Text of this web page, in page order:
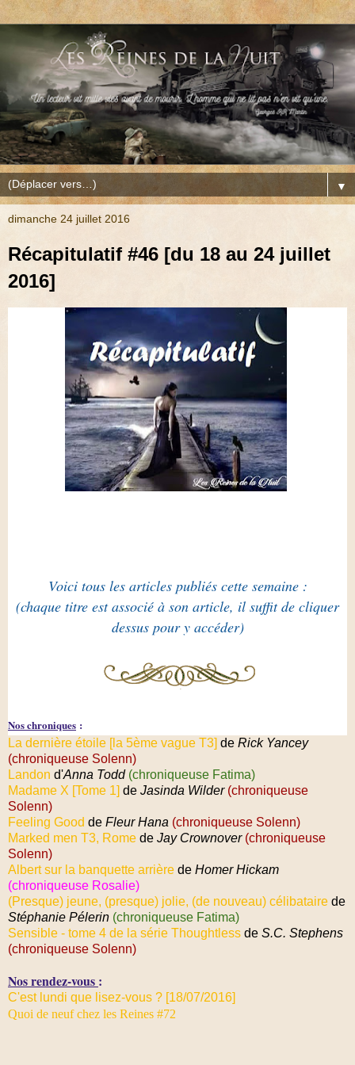
▼
dimanche 24 juillet 2016
Récapitulatif #46 [du 18 au 24 juillet
2016]
Voici tous les articles publiés cette semaine :
(chaque titre est associé à son article, il suffit de cliquer
dessus pour y accéder)
Nos chroniques :
La dernière étoile [la 5ème vague T3] de Rick Yancey
(chroniqueuse Solenn)
Landon d'Anna Todd (chroniqueuse Fatima)
Madame X [Tome 1] de Jasinda Wilder (chroniqueuse
Solenn)
Feeling Good de Fleur Hana (chroniqueuse Solenn)
Marked men T3, Rome de Jay Crownover (chroniqueuse
Solenn)
Albert sur la banquette arrière de Homer Hickam
(chroniqueuse Rosalie)
(Presque) jeune, (presque) jolie, (de nouveau) célibataire de
Stéphanie Pélerin (chroniqueuse Fatima)
Sensible - tome 4 de la série Thoughtless de S.C. Stephens
(chroniqueuse Solenn)
Nos rendez-vous :
C'est lundi que lisez-vous ? [18/07/2016]
Quoi de neuf chez les Reines #72